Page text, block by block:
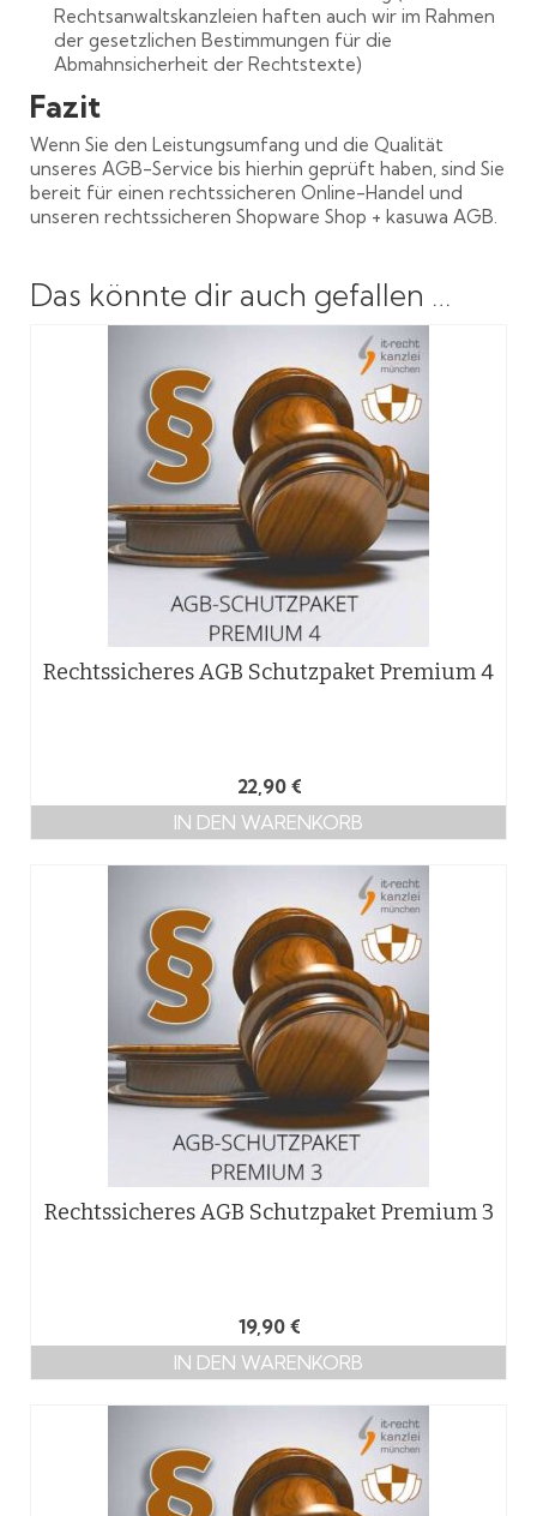
Rechtsanwaltskanzleien haften auch wir im Rahmen
der gesetzlichen Bestimmungen für die
Abmahnsicherheit der Rechtstexte)
Fazit
Wenn Sie den Leistungsumfang und die Qualität
unseres AGB-Service bis hierhin geprüft haben, sind Sie
bereit für einen rechtssicheren Online-Handel und
unseren rechtssicheren Shopware Shop + kasuwa AGB.
Das könnte dir auch gefallen …
Rechtssicheres AGB Schutzpaket Premium 4
22,90 €
IN DEN WARENKORB
Rechtssicheres AGB Schutzpaket Premium 3
19,90 €
IN DEN WARENKORB